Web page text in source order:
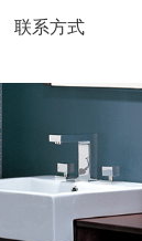
联系方式